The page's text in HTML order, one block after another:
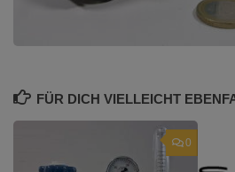
FÜR DICH VIELLEICHT
0